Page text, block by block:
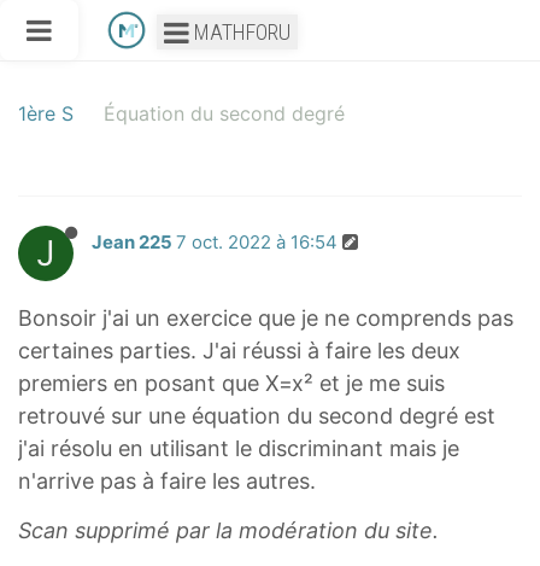
MATHFORU
1ère S Équation du second degré
J Jean 225 7 oct. 2022 à 16:54
Bonsoir j'ai un exercice que je ne comprends pas
certaines parties. J'ai réussi à faire les deux
premiers en posant que X=x² et je me suis
retrouvé sur une équation du second degré est
j'ai résolu en utilisant le discriminant mais je
n'arrive pas à faire les autres.
Scan supprimé par la modération du site.